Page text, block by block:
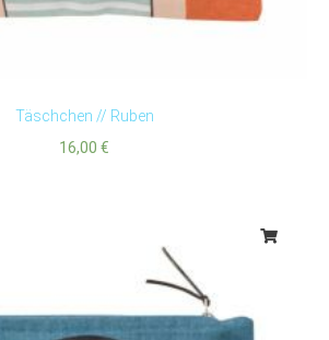
Täschchen // Ruben
16,00 €